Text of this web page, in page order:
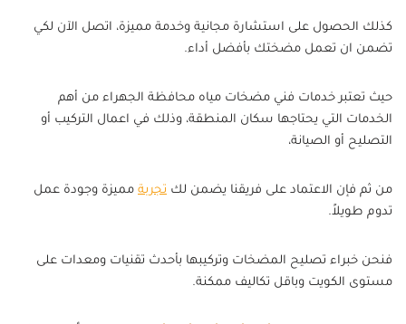
كذلك الحصول على استشارة مجانية وخدمة مميزة، اتصل الآن لكي
تضمن ان تعمل مضختك بأفضل أداء.
حيث تعتبر خدمات فني مضخات مياه محافظة الجهراء من أهم
الخدمات التي يحتاجها سكان المنطقة، وذلك في اعمال التركيب أو
التصليح أو الصيانة،
من ثم فإن الاعتماد على فريقنا يضمن لك تجربة مميزة وجودة عمل
تدوم طويلاً.
فنحن خبراء تصليح المضخات وتركيبها بأحدث تقنيات ومعدات على
مستوى الكويت وباقل تكاليف ممكنة.